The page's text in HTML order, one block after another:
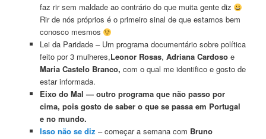
faz rir sem maldade ao contrário do que muita gente diz
Rir de nós próprios é o primeiro sinal de que estamos bem
conosco mesmos
Lei da Paridade – Um programa documentário sobre política
feito por 3 mulheres,Leonor Rosas, Adriana Cardosoe
Maria Castelo Branco, com o qual me identifico e gosto de
estar informada.
Eixo do Mal — outro programa que não passo por
cima, pois gosto de saber o que se passa em Portugal
e no mundo.
Isso não se diz – começar a semana com Bruno